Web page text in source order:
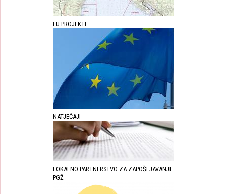
EU PROJEKTI
NATJEČAJI
LOKALNO PARTNERSTVO ZA ZAPOŠLJAVANJE
PGŽ